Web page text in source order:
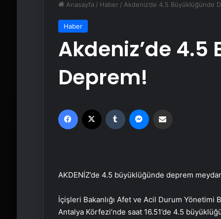
Anasayfa / Haber / Akdeniz’de 4.5 Büyüklüğünde
Haber
Akdeniz’de
Deprem!
Facebook Tumblr
AKDENİZ’de 4.5 büyüklüğünde deprem
İçişleri Bakanlığı Afet ve Acil Durum Yönetimi
Antalya Körfezi’nde saat 16.51’de 4.5